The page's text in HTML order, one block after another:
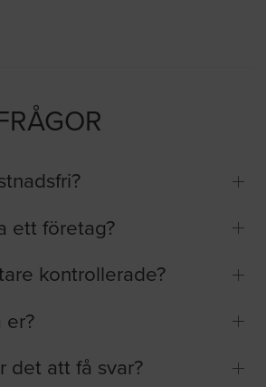
ett företag?
kontrollerade?
er?
det att få svar?